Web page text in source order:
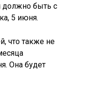
должно быть с
5 июня.
что также не
Она будет